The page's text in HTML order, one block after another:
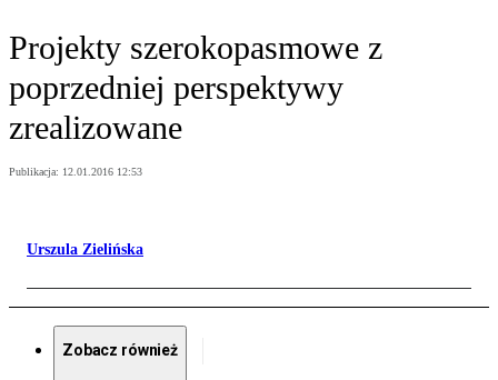
Projekty szerokopasmowe z
poprzedniej perspektywy
zrealizowane
Publikacja: 12.01.2016 12:53
Urszula Zielińska
Zobacz również